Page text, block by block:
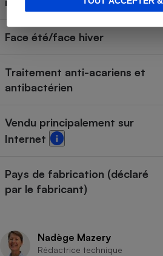
Face été/face hiver
Traitement anti-acariens et
antibactérien
Vendu principalement sur
Internet
Pays de fabrication (déclaré
par le fabricant)
Nadège Mazery
Rédactrice technique